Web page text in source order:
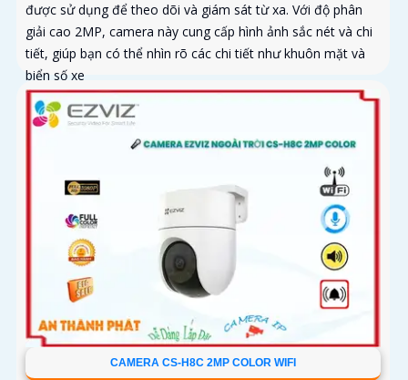
được sử dụng để theo dõi và giám sát từ xa. Với độ phân
giải cao 2MP, camera này cung cấp hình ảnh sắc nét và chi
tiết, giúp bạn có thể nhìn rõ các chi tiết như khuôn mặt và
biển số xe
CAMERA CS-H8C 2MP COLOR WIFI